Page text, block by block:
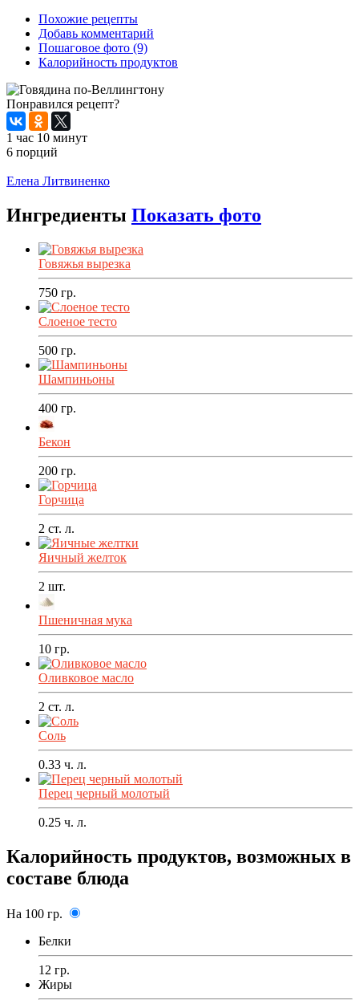
Похожие рецепты
Добавь комментарий
Пошаговое фото (9)
Калорийность продуктов
Понравился рецепт?
1 час 10 минут
6 порций
Елена Литвиненко
Ингредиенты Показать фото
Говяжья вырезка
750 гр.
Слоеное тесто
500 гр.
Шампиньоны
400 гр.
Бекон
200 гр.
Горчица
2 ст. л.
Яичный желток
2 шт.
Пшеничная мука
10 гр.
Оливковое масло
2 ст. л.
Соль
0.33 ч. л.
Перец черный молотый
0.25 ч. л.
Калорийность продуктов, возможных в
составе блюда
На 100 гр.
Белки
12 гр.
Жиры